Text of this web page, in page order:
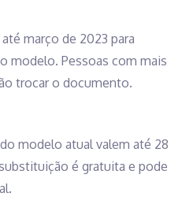
março de 2023 para
modelo. Pessoas com mais
trocar o documento.
modelo atual valem até 28
é gratuita e pode